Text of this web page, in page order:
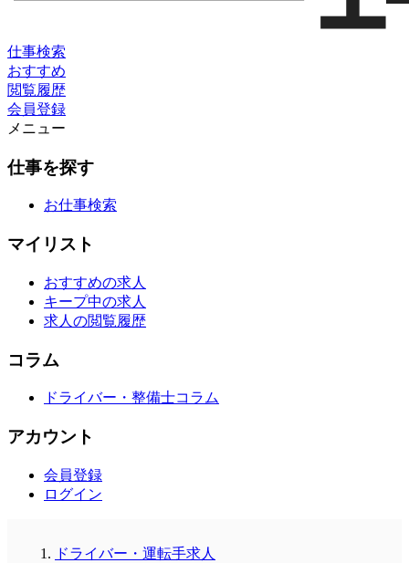
仕事検索
おすすめ
閲覧履歴
会員登録
メニュー
仕事を探す
お仕事検索
マイリスト
おすすめの求人
キープ中の求人
求人の閲覧履歴
コラム
ドライバー・整備士コラム
アカウント
会員登録
ログイン
ドライバー・運転手求人